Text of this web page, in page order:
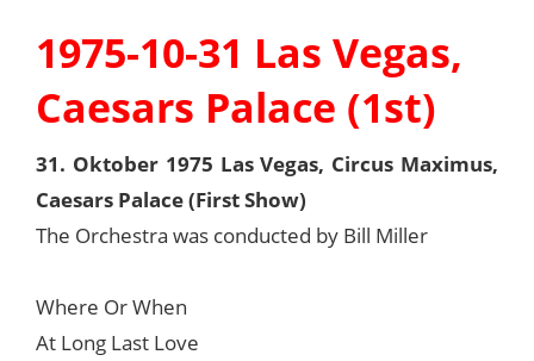
1975-10-31 Las Vegas,
Caesars Palace (1st)
31. Oktober 1975 Las Vegas, Circus Maximus,
Caesars Palace (First Show)
The Orchestra was conducted by Bill Miller
Where Or When
At Long Last Love